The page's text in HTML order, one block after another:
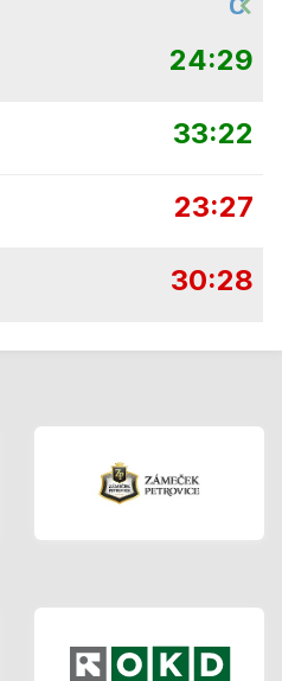
24:29
33:22
23:27
30:28